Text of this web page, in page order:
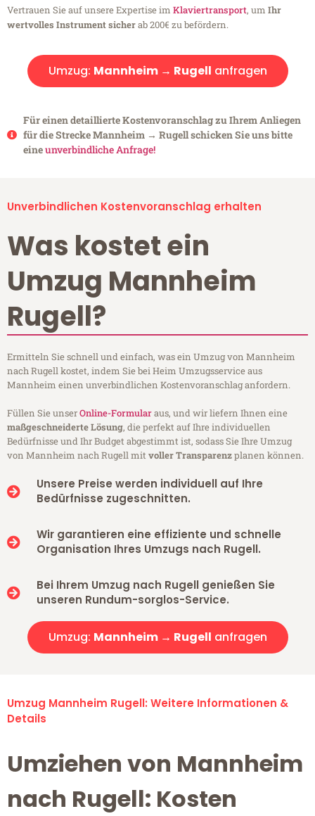
Vertrauen Sie auf unsere Expertise im Klaviertransport, um Ihr
wertvolles Instrument sicherab 200€ zu befördern.
Umzug: Mannheim → Rugell anfragen
Für einen detaillierte Kostenvoranschlag zu Ihrem Anliegen
für die Strecke Mannheim → Rugell schicken Sie uns bitte
eineunverbindliche Anfrage!
Unverbindlichen Kostenvoranschlag erhalten
Was kostet ein
Umzug Mannheim
Rugell?
Ermitteln Sie schnell und einfach, was ein Umzug von Mannheim
nach Rugell kostet, indem Sie bei Heim Umzugsservice aus
Mannheim einen unverbindlichen Kostenvoranschlag anfordern.
Füllen Sie unserOnline-Formularaus, und wir liefern Ihnen eine
maßgeschneiderte Lösung, die perfekt auf Ihre individuellen
Bedürfnisse und Ihr Budget abgestimmt ist, sodass Sie Ihre Umzug
von Mannheim nach Rugell mitvoller Transparenzplanen können.
Unsere Preise werden individuell auf Ihre
Bedürfnisse zugeschnitten.
Wir garantieren eine effiziente und schnelle
Organisation Ihres Umzugs nach Rugell.
Bei Ihrem Umzug nach Rugell genießen Sie
unseren Rundum-sorglos-Service.
Umzug: Mannheim → Rugell anfragen
Umzug Mannheim Rugell: Weitere Informationen &
Details
Umziehen von Mannheim
nach Rugell: Kosten